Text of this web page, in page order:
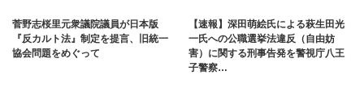
菅野志桜里元衆議院議員が日本版
『反カルト法』制定を提言、旧統一
協会問題をめぐって
【速報】深田萌絵氏による萩生田光
一氏への公職選挙法違反（自由妨
害）に関する刑事告発を警視庁八王
子警察…